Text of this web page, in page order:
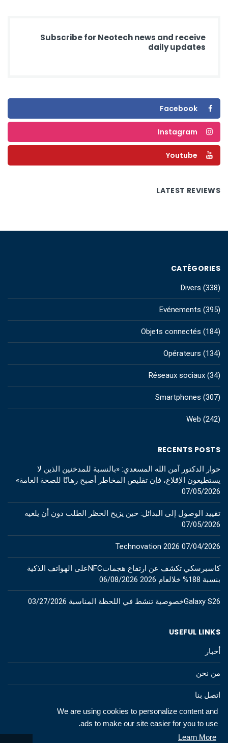
We are using cookies to personalize content and
ads to make our site easier for you to use.
Learn More
Subscribe for Neotech news and receive
daily updates
Facebook
Instagram
Youtube
LATEST REVIEWS
CATÉGORIES
Divers (338)
Evénements (395)
Objets connectés (184)
Opérateurs (134)
Réseaux sociaux (34)
Smartphones (307)
Web (242)
RECENTS POSTS
حوار الدكتور آمن الله المسعدي: «بالنسبة للمدخنين الذين لا
يستطيعون الإقلاع، فإن تقليص المخاطر أصبح رهانًا للصحة العامة»
07/05/2026
تقييد الوصول إلى البدائل: حين يزيح الحظر الطلب دون أن يلغيه
07/05/2026
Technovation 2026 07/04/2026
كاسبرسكي تكشف عن ارتفاع هجماتNFCعلى الهواتف الذكية
بنسبة 188% خلالعام 2026
06/08/2026
Galaxy S26خصوصية تنشط في اللحظة المناسبة 03/27/2026
USEFUL LINKS
أخبار
من نحن
اتصل بنا